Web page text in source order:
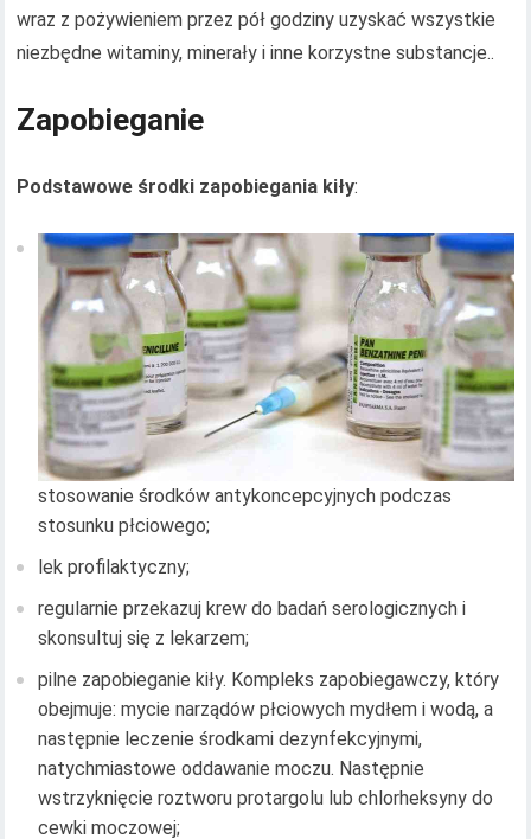
wraz z pożywieniem przez pół godziny uzyskać wszystkie
niezbędne witaminy, minerały i inne korzystne substancje..
Zapobieganie
Podstawowe środki zapobiegania kiły:
stosowanie środków antykoncepcyjnych podczas
stosunku płciowego;
lek profilaktyczny;
regularnie przekazuj krew do badań serologicznych i
skonsultuj się z lekarzem;
pilne zapobieganie kiły. Kompleks zapobiegawczy, który
obejmuje: mycie narządów płciowych mydłem i wodą, a
następnie leczenie środkami dezynfekcyjnymi,
natychmiastowe oddawanie moczu. Następnie
wstrzyknięcie roztworu protargolu lub chlorheksyny do
cewki moczowej;